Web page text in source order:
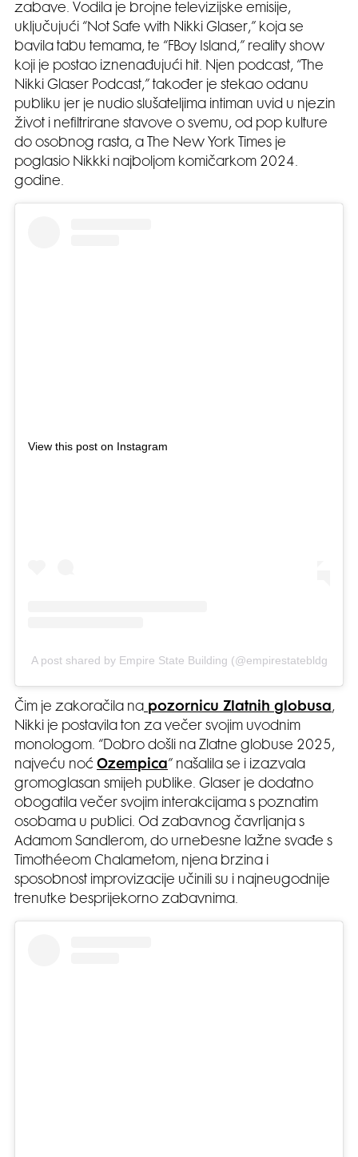
zabave. Vodila je brojne televizijske emisije,
uključujući “Not Safe with Nikki Glaser,” koja se
bavila tabu temama, te “FBoy Island,” reality show
koji je postao iznenađujući hit. Njen podcast, “The
Nikki Glaser Podcast,” također je stekao odanu
publiku jer je nudio slušateljima intiman uvid u njezin
život i nefiltrirane stavove o svemu, od pop kulture
do osobnog rasta, a The New York Times je
poglasio Nikkki najboljom komičarkom 2024.
godine.
View this post on Instagram
A post shared by Empire State Building (@empirestatebldg
Čim je zakoračila na pozornicu Zlatnih globusa,
Nikki je postavila ton za večer svojim uvodnim
monologom. “Dobro došli na Zlatne globuse 2025,
najveću noć Ozempica” našalila se i izazvala
gromoglasan smijeh publike. Glaser je dodatno
obogatila večer svojim interakcijama s poznatim
osobama u publici. Od zabavnog čavrljanja s
Adamom Sandlerom, do urnebesne lažne svađe s
Timothéeom Chalametom, njena brzina i
sposobnost improvizacije učinili su i najneugodnije
trenutke besprijekorno zabavnima.